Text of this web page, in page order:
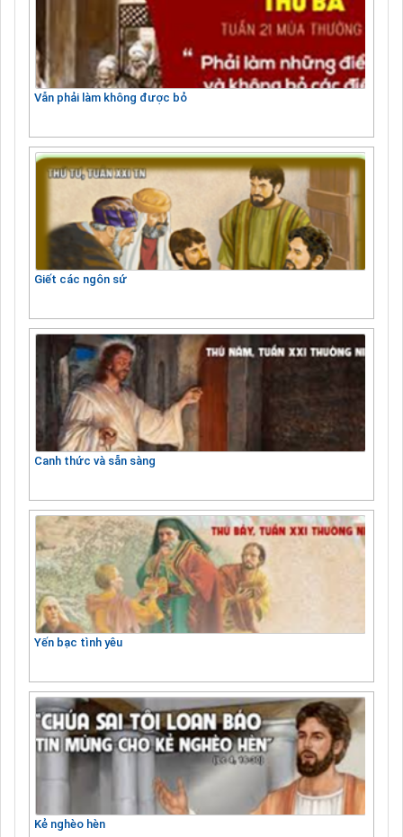
Vẫn phải làm không được bỏ
Giết các ngôn sứ
Canh thức và sẵn sàng
Yến bạc tình yêu
Kẻ nghèo hèn